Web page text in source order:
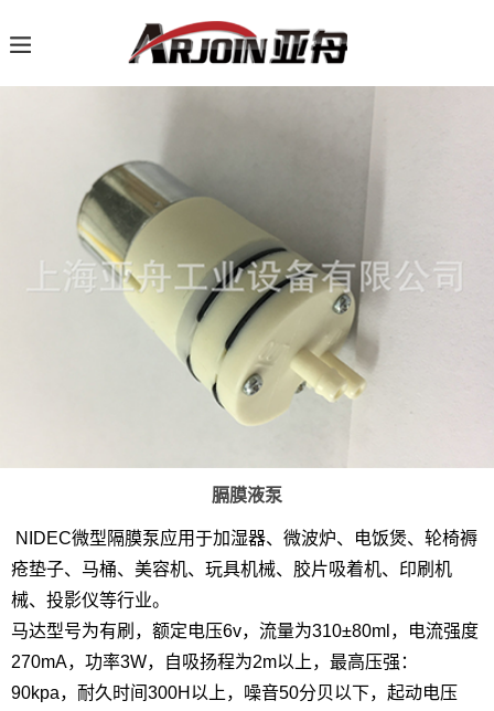
膈膜液泵
NIDEC微型隔膜泵应用于加湿器、微波炉、电饭煲、轮椅褥
疮垫子、马桶、美容机、玩具机械、胶片吸着机、印刷机
械、投影仪等行业。
马达型号为有刷，额定电压6v，流量为310±80ml，电流强度
270mA，功率3W，自吸扬程为2m以上，最高压强：
90kpa，耐久时间300H以上，噪音50分贝以下，起动电压